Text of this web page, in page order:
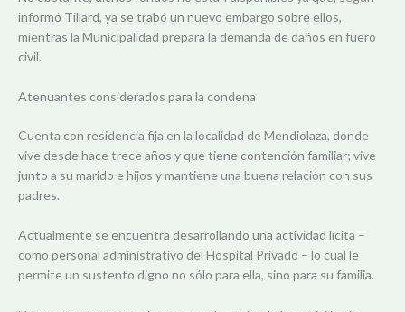
informó Tillard, ya se trabó un nuevo embargo sobre ellos,
mientras la Municipalidad prepara la demanda de daños en fuero
civil.
Atenuantes considerados para la condena
Cuenta con residencia fija en la localidad de Mendiolaza, donde
vive desde hace trece años y que tiene contención familiar; vive
junto a su marido e hijos y mantiene una buena relación con sus
padres.
Actualmente se encuentra desarrollando una actividad lícita –
como personal administrativo del Hospital Privado – lo cual le
permite un sustento digno no sólo para ella, sino para su familia.